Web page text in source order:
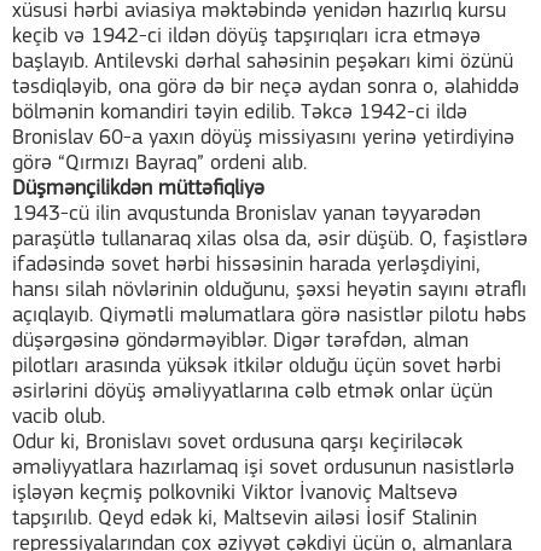
xüsusi hərbi aviasiya məktəbində yenidən hazırlıq kursu
keçib və 1942-ci ildən döyüş tapşırıqları icra etməyə
başlayıb. Antilevski dərhal sahəsinin peşəkarı kimi özünü
təsdiqləyib, ona görə də bir neçə aydan sonra o, əlahiddə
bölmənin komandiri təyin edilib. Təkcə 1942-ci ildə
Bronislav 60-a yaxın döyüş missiyasını yerinə yetirdiyinə
görə “Qırmızı Bayraq” ordeni alıb.
Düşmənçilikdən müttəfiqliyə
1943-cü ilin avqustunda Bronislav yanan təyyarədən
paraşütlə tullanaraq xilas olsa da, əsir düşüb. O, faşistlərə
ifadəsində sovet hərbi hissəsinin harada yerləşdiyini,
hansı silah növlərinin olduğunu, şəxsi heyətin sayını ətraflı
açıqlayıb. Qiymətli məlumatlara görə nasistlər pilotu həbs
düşərgəsinə göndərməyiblər. Digər tərəfdən, alman
pilotları arasında yüksək itkilər olduğu üçün sovet hərbi
əsirlərini döyüş əməliyyatlarına cəlb etmək onlar üçün
vacib olub.
Odur ki, Bronislavı sovet ordusuna qarşı keçiriləcək
əməliyyatlara hazırlamaq işi sovet ordusunun nasistlərlə
işləyən keçmiş polkovniki Viktor İvanoviç Maltsevə
tapşırılıb. Qeyd edək ki, Maltsevin ailəsi İosif Stalinin
repressiyalarından çox əziyyət çəkdiyi üçün o, almanlara